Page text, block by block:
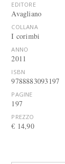
EDITORE
Avagliano
COLLANA
I corimbi
ANNO
2011
ISBN
9788883093197
PAGINE
197
PREZZO
€ 14,90